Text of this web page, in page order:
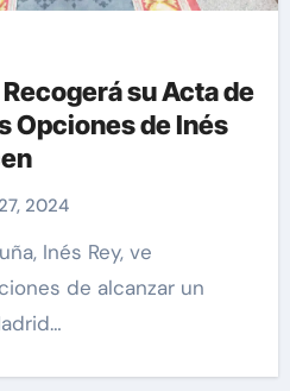
su Acta de
Opciones de Inés
2024
de alcanzar un